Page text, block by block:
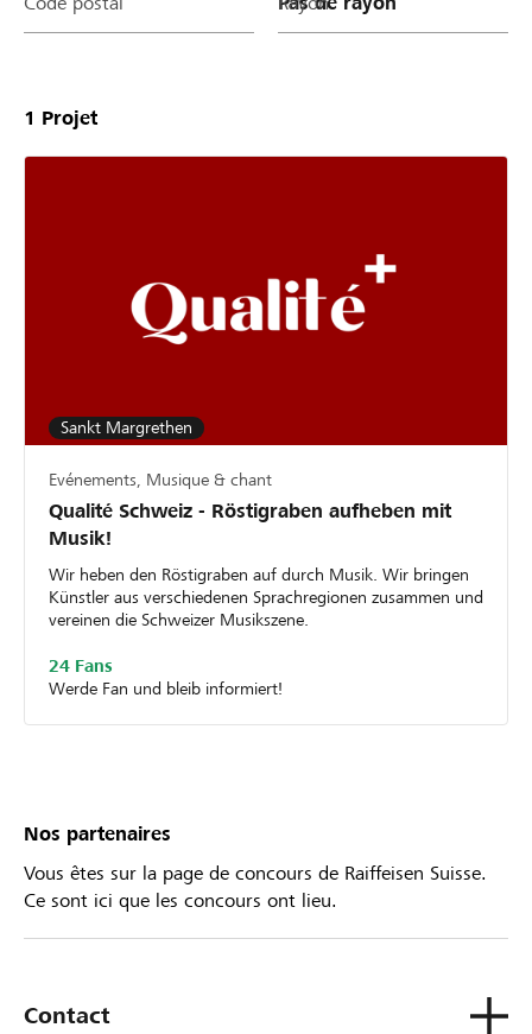
1 Projet
Sankt Margrethen
Evénements, Musique & chant
Qualité Schweiz - Röstigraben aufheben mit
Musik!
Wir heben den Röstigraben auf durch Musik. Wir bringen
Künstler aus verschiedenen Sprachregionen zusammen und
vereinen die Schweizer Musikszene.
24 Fans
Werde Fan und bleib informiert!
Nos partenaires
Vous êtes sur la page de concours de Raiffeisen Suisse.
Ce sont ici que les concours ont lieu.
Contact